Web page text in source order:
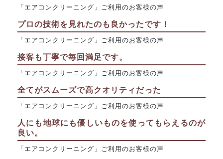
「エアコンクリーニング」ご利用のお客様の声
プロの技術を見れたのも良かったです！
「エアコンクリーニング」ご利用のお客様の声
接客も丁寧で毎回満足です。
「エアコンクリーニング」ご利用のお客様の声
全てがスムーズで高クオリティだった
「エアコンクリーニング」ご利用のお客様の声
人にも地球にも優しいものを使ってもらえるのが
良い。
「エアコンクリーニング」ご利用のお客様の声